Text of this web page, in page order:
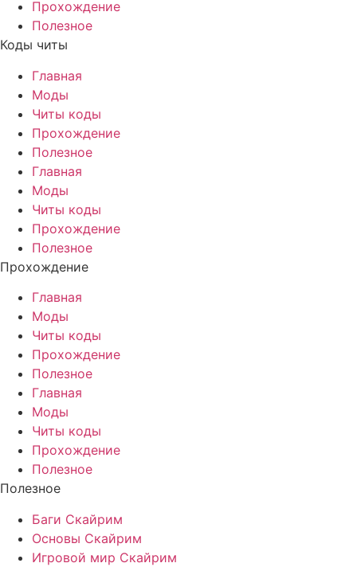
Прохождение
Полезное
Коды читы
Главная
Моды
Читы коды
Прохождение
Полезное
Главная
Моды
Читы коды
Прохождение
Полезное
Прохождение
Главная
Моды
Читы коды
Прохождение
Полезное
Главная
Моды
Читы коды
Прохождение
Полезное
Полезное
Баги Скайрим
Основы Скайрим
Игровой мир Скайрим